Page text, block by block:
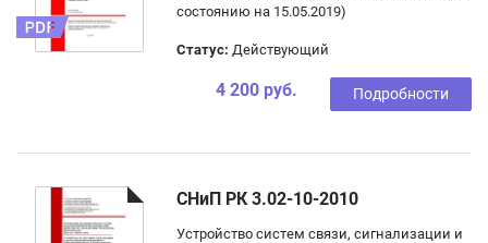
состоянию на 15.05.2019)
Статус: Действующий
4 200 руб. Подробности
СНиП РК 3.02-10-2010
Устройство систем связи, сигнализации и